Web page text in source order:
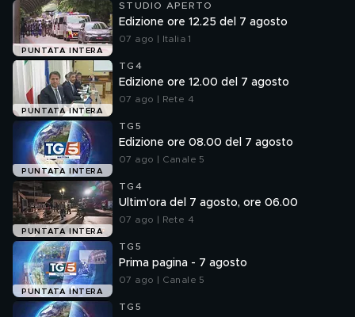
PUNTATA INTERA
STUDIO APERTO
Edizione ore 12.25 del 7 agosto
07 ago | Italia 1
PUNTATA INTERA
TG4
Edizione ore 12.00 del 7 agosto
07 ago | Rete 4
PUNTATA INTERA
TG5
Edizione ore 08.00 del 7 agosto
07 ago | Canale 5
PUNTATA INTERA
TG4
Ultim'ora del 7 agosto, ore 06.00
07 ago | Rete 4
PUNTATA INTERA
TG5
Prima pagina - 7 agosto
07 ago | Canale 5
TG5